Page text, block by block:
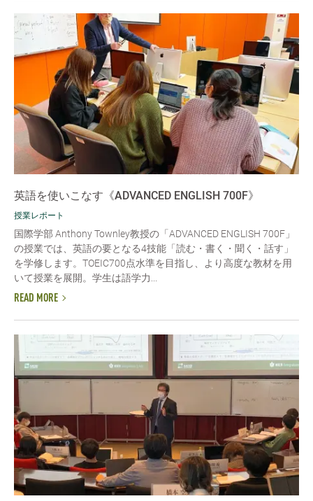
英語を使いこなす《ADVANCED ENGLISH 700F》
授業レポート
国際学部 Anthony Townley教授の「ADVANCED ENGLISH 700F」
の授業では、英語の要となる4技能「読む・書く・聞く・話す」
を学修します。TOEIC700点水準を目指し、より高度な教材を用
いて授業を展開。学生は語学力...
READ MORE